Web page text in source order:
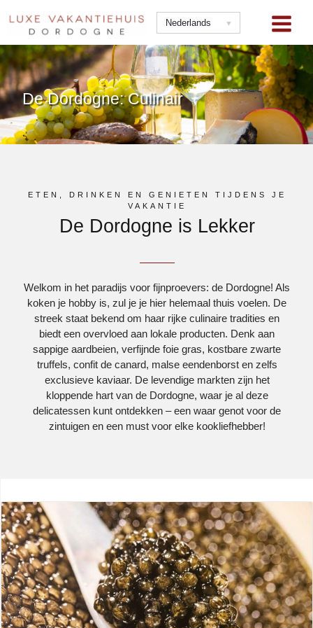
naar
inhoud
Nederlands
De Dordogne: Culinair
ETEN, DRINKEN EN GENIETEN TIJDENS JE
VAKANTIE
De Dordogne is Lekker
Welkom in het paradijs voor fijnproevers: de Dordogne! Als
koken je hobby is, zul je je hier helemaal thuis voelen. De
streek staat bekend om haar rijke culinaire tradities en
biedt een overvloed aan lokale producten. Denk aan
sappige aardbeien, verfijnde foie gras, kostbare zwarte
truffels, confit de canard, malse eendenborst en zelfs
exclusieve kaviaar. De levendige markten zijn het
kloppende hart van de Dordogne, waar je al deze
delicatessen kunt ontdekken – een waar genot voor de
zintuigen en een must voor elke kookliefhebber!